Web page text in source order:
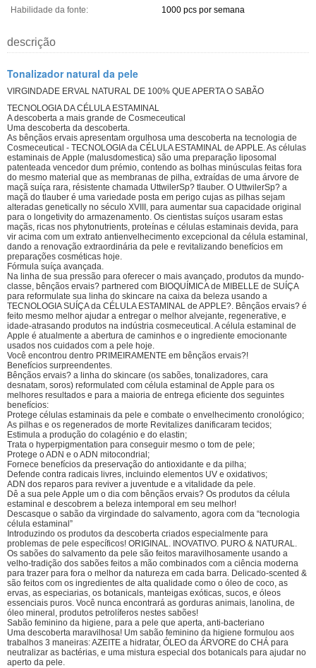
Habilidade da fonte:
1000 pcs por semana
descrição
Tonalizador natural da pele
VIRGINDADE ERVAL NATURAL DE 100% QUE APERTA O SABÃO
TECNOLOGIA DA CÉLULA ESTAMINAL
A descoberta a mais grande de Cosmeceutical
Uma descoberta da descoberta.
As bênçãos ervais apresentam orgulhosa uma descoberta na tecnologia de
Cosmeceutical - TECNOLOGIA da CÉLULA ESTAMINAL de APPLE. As células
estaminais de Apple (malusdomestica) são uma preparação liposomal
patenteada vencedor dum prémio, contendo as bolhas minúsculas feitas fora
do mesmo material que as membranas de pilha, extraídas de uma árvore de
maçã suíça rara, résistente chamada UttwilerSp? tlauber. O UttwilerSp? a
maçã do tlauber é uma variedade posta em perigo cujas as pilhas sejam
alteradas genetically no século XVIII, para aumentar sua capacidade original
para o longetivity do armazenamento. Os cientistas suíços usaram estas
maçãs, ricas nos phytonutrients, proteínas e células estaminais devida, para
vir acima com um extrato antienvelhecimento excepcional da célula estaminal,
dando a renovação extraordinária da pele e revitalizando benefícios em
preparações cosméticas hoje.
Fórmula suíça avançada.
Na linha de sua pressão para oferecer o mais avançado, produtos da mundo-
classe, bênçãos ervais? partnered com BIOQUÍMICA de MIBELLE de SUÍÇA
para reformulate sua linha do skincare na caixa da beleza usando a
TECNOLOGIA SUÍÇA da CÉLULA ESTAMINAL de APPLE?. Bênçãos ervais? é
feito mesmo melhor ajudar a entregar o melhor alvejante, regenerative, e
idade-atrasando produtos na indústria cosmeceutical. A célula estaminal de
Apple é atualmente a abertura de caminhos e o ingrediente emocionante
usados nos cuidados com a pele hoje.
Você encontrou dentro PRIMEIRAMENTE em bênçãos ervais?!
Benefícios surpreendentes.
Bênçãos ervais? a linha do skincare (os sabões, tonalizadores, cara
desnatam, soros) reformulated com célula estaminal de Apple para os
melhores resultados e para a maioria de entrega eficiente dos seguintes
benefícios:
Protege células estaminais da pele e combate o envelhecimento cronológico;
As pilhas e os regenerados de morte Revitalizes danificaram tecidos;
Estimula a produção do colagénio e do elastin;
Trata o hyperpigmentation para conseguir mesmo o tom de pele;
Protege o ADN e o ADN mitocondrial;
Fornece benefícios da preservação do antioxidante e da pilha;
Defende contra radicais livres, incluindo elementos UV e oxidativos;
ADN dos reparos para reviver a juventude e a vitalidade da pele.
Dê a sua pele Apple um o dia com bênçãos ervais? Os produtos da célula
estaminal e descobrem a beleza intemporal em seu melhor!
Descasque o sabão da virgindade do salvamento, agora com da “tecnologia
célula estaminal”
Introduzindo os produtos da descoberta criados especialmente para
problemas de pele específicos! ORIGINAL. INOVATIVO. PURO & NATURAL.
Os sabões do salvamento da pele são feitos maravilhosamente usando a
velho-tradição dos sabões feitos a mão combinados com a ciência moderna
para trazer para fora o melhor da natureza em cada barra. Delicado-scented &
são feitos com os ingredientes de alta qualidade como o óleo de coco, as
ervas, as especiarias, os botanicals, manteigas exóticas, sucos, e óleos
essenciais puros. Você nunca encontrará as gorduras animais, lanolina, de
óleo mineral, produtos petrolíferos nestes sabões!
Sabão feminino da higiene, para a pele que aperta, anti-bacteriano
Uma descoberta maravilhosa! Um sabão feminino da higiene formulou aos
trabalhos 3 maneiras: AZEITE a hidratar, ÓLEO da ÁRVORE do CHÁ para
neutralizar as bactérias, e uma mistura especial dos botanicals para ajudar no
aperto da pele.